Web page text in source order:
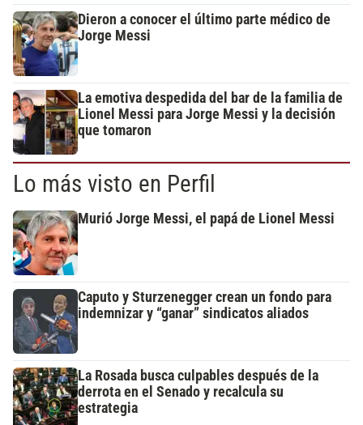
Dieron a conocer el último parte médico de
Jorge Messi
La emotiva despedida del bar de la familia de
Lionel Messi para Jorge Messi y la decisión
que tomaron
Lo más visto en Perfil
Murió Jorge Messi, el papá de Lionel Messi
Caputo y Sturzenegger crean un fondo para
indemnizar y “ganar” sindicatos aliados
La Rosada busca culpables después de la
derrota en el Senado y recalcula su
estrategia